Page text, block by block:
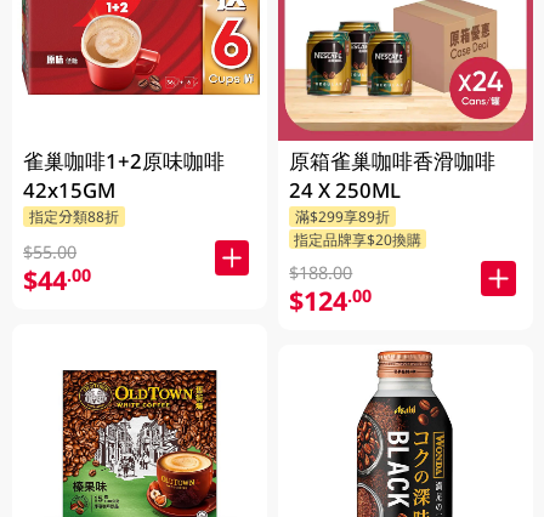
雀巢咖啡1+2原味咖啡
42x15GM
指定分類88折
$55.00
$44.00
原箱雀巢咖啡香滑咖啡
24 X 250ML
滿$299享89折
指定品牌享$20換購
$188.00
$124.00